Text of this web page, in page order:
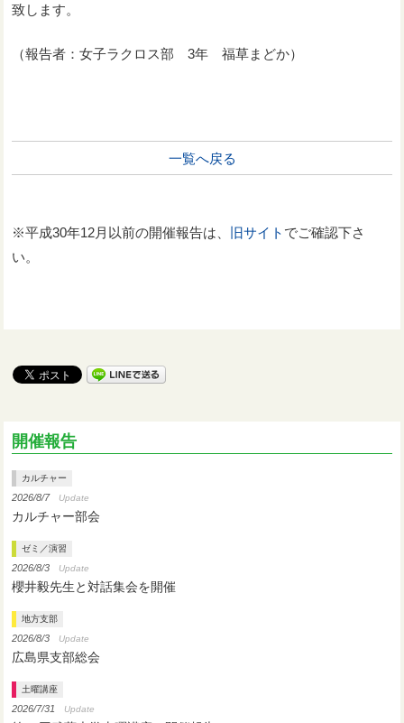
致します。
（報告者：女子ラクロス部 3年 福草まどか）
一覧へ戻る
※平成30年12月以前の開催報告は、 旧サイト でご確認下さ
い。
開催報告
カルチャー
2026/8/7 Update
カルチャー部会
ゼミ／演習
2026/8/3 Update
櫻井毅先生と対話集会を開催
地方支部
2026/8/3 Update
広島県支部総会
土曜講座
2026/7/31 Update